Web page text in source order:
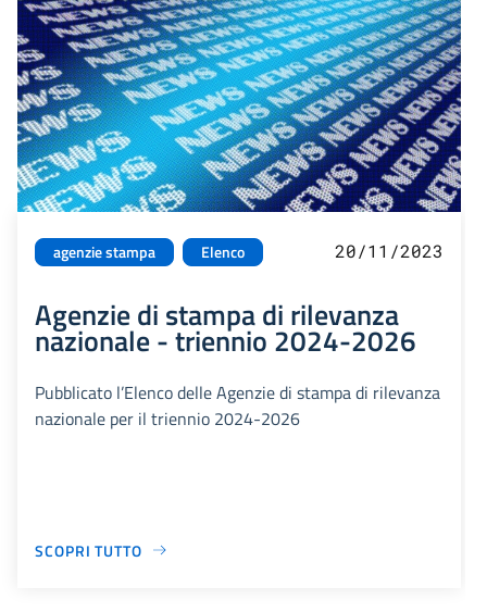
agenzie stampa Elenco 20/11/2023
Agenzie di stampa di rilevanza
nazionale - triennio 2024-2026
Pubblicato l’Elenco delle Agenzie di stampa di rilevanza
nazionale per il triennio 2024-2026
SCOPRI TUTTO